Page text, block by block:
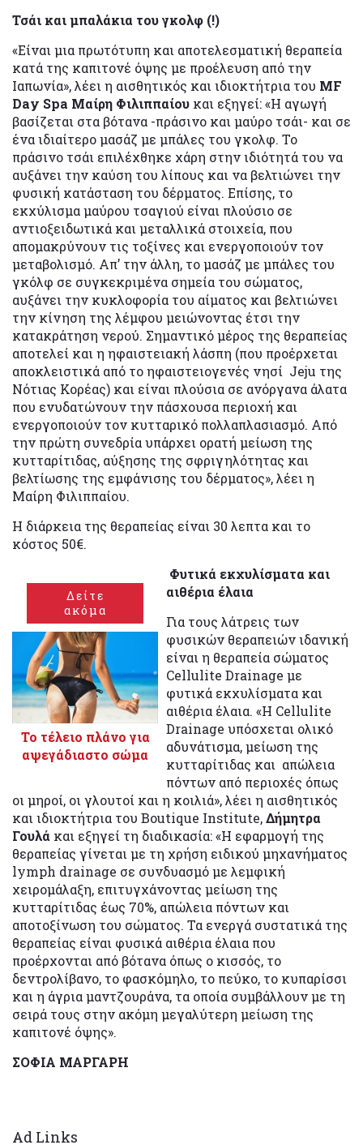
Τσάι και μπαλάκια του γκολφ (!)
«Είναι μια πρωτότυπη και αποτελεσματική θεραπεία
κατά της καπιτονέ όψης με προέλευση από την
Ιαπωνία», λέει η αισθητικός και ιδιοκτήτρια του ΜF
Day Spa Μαίρη Φιλιππαίου και εξηγεί: «Η αγωγή
βασίζεται στα βότανα -πράσινο και μαύρο τσάι- και σε
ένα ιδιαίτερο μασάζ με μπάλες του γκολφ. Το
πράσινο τσάι επιλέχθηκε χάρη στην ιδιότητά του να
αυξάνει την καύση του λίπους και να βελτιώνει την
φυσική κατάσταση του δέρματος. Επίσης, το
εκχύλισμα μαύρου τσαγιού είναι πλούσιο σε
αντιοξειδωτικά και μεταλλικά στοιχεία, που
απομακρύνουν τις τοξίνες και ενεργοποιούν τον
μεταβολισμό. Απ’ την άλλη, το μασάζ με μπάλες του
γκόλφ σε συγκεκριμένα σημεία του σώματος,
αυξάνει την κυκλοφορία του αίματος και βελτιώνει
την κίνηση της λέμφου μειώνοντας έτσι την
κατακράτηση νερού. Σημαντικό μέρος της θεραπείας
αποτελεί και η ηφαιστειακή λάσπη (που προέρχεται
αποκλειστικά από το ηφαιστειογενές νησί Jeju της
Νότιας Κορέας) και είναι πλούσια σε ανόργανα άλατα
που ενυδατώνουν την πάσχουσα περιοχή και
ενεργοποιούν τον κυτταρικό πολλαπλασιασμό. Από
την πρώτη συνεδρία υπάρχει ορατή μείωση της
κυτταρίτιδας, αύξησης της σφριγηλότητας και
βελτίωσης της εμφάνισης του δέρματος», λέει η
Μαίρη Φιλιππαίου.
Η διάρκεια της θεραπείας είναι 30 λεπτα και το
κόστος 50€.
Δείτε
ακόμα
Το τέλειο πλάνο για
αψεγάδιαστο σώμα
Φυτικά εκχυλίσματα και
αιθέρια έλαια
Για τους λάτρεις των
φυσικών θεραπειών ιδανική
είναι η θεραπεία σώματος
Cellulite Drainage με
φυτικά εκχυλίσματα και
αιθέρια έλαια. «Η Cellulite
Drainage υπόσχεται ολικό
αδυνάτισμα, μείωση της
κυτταρίτιδας και απώλεια
πόντων από περιοχές όπως
οι μηροί, οι γλουτοί και η κοιλιά», λέει η αισθητικός
και ιδιοκτήτρια του Boutique Institute,Δήμητρα
Γουλά και εξηγεί τη διαδικασία: «Η εφαρμογή της
θεραπείας γίνεται με τη χρήση ειδικού μηχανήματος
lymph drainage σε συνδυασμό με λεμφική
χειρομάλαξη, επιτυγχάνοντας μείωση της
κυτταρίτιδας έως 70%, απώλεια πόντων και
αποτοξίνωση του σώματος. Τα ενεργά συστατικά της
θεραπείας είναι φυσικά αιθέρια έλαια που
προέρχονται από βότανα όπως ο κισσός, το
δεντρολίβανο, το φασκόμηλο, το πεύκο, το κυπαρίσσι
και η άγρια μαντζουράνα, τα οποία συμβάλλουν με τη
σειρά τους στην ακόμη μεγαλύτερη μείωση της
καπιτονέ όψης».
ΣΟΦΙΑ ΜΑΡΓΑΡΗ
Ad Links